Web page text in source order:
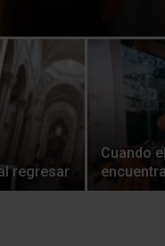
regresar
Cuando